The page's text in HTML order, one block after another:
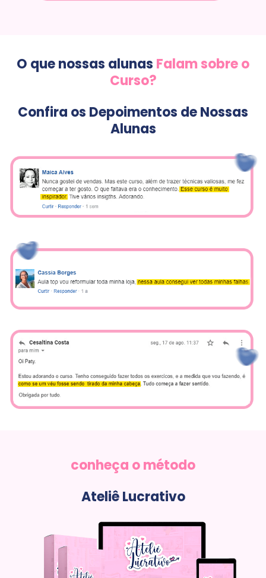
O que nossas alunas Falam sobre o
Curso?
Confira os Depoimentos de Nossas
Alunas
conheça o método
Ateliê Lucrativo